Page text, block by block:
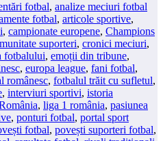
fotbal, analize meciuri fotbal
fotbal, articole sportive,
, campionate europene, Champions
suporteri, cronici meciuri,
fotbalului, emoții din tribune,
, europa league, fani fotbal,
românesc, fotbalul trăit cu sufletul,
, interviuri sportivi, istoria
, liga 1 românia, pasiunea
, ponturi fotbal, portal sport
fotbal, povești suporteri fotbal,